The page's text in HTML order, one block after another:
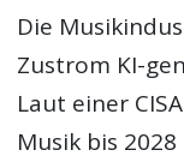
Die
Zustrom KI-
Laut einer
Musik bis